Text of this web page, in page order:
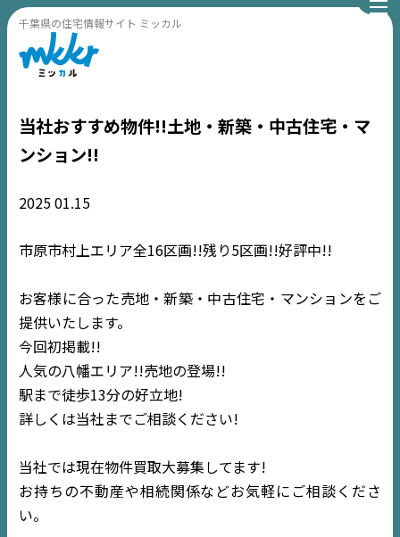
千葉県の住宅情報サイト ミッカル
当社おすすめ物件!!土地・新築・中古住宅・マ
ンション!!
202501.15
市原市村上エリア全16区画!!残り5区画!!好評中!!
お客様に合った売地・新築・中古住宅・マンションをご
提供いたします。
今回初掲載!!
人気の八幡エリア!!売地の登場!!
駅まで徒歩13分の好立地!
詳しくは当社までご相談ください!
当社では現在物件買取大募集してます!
お持ちの不動産や相続関係などお気軽にご相談くださ
い。